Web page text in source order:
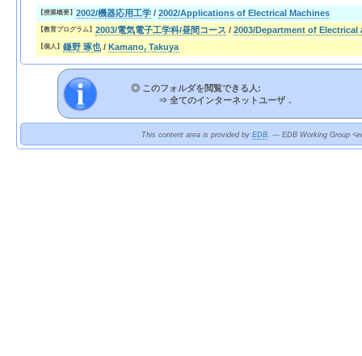
【授業概要】 2002/機器応用工学 / 2002/Applications of Electrical Machines
【教育プログラム】 2003/電気電子工学科/昼間コース / 2003/Department of
【個人】 鎌野 琢也/ Kamano, Takuya
◎ このフォルダを閲覧できる人:
⇒ 全てのインターネットユーザ．
This content area is provided by EDB. --- EDB Working Group